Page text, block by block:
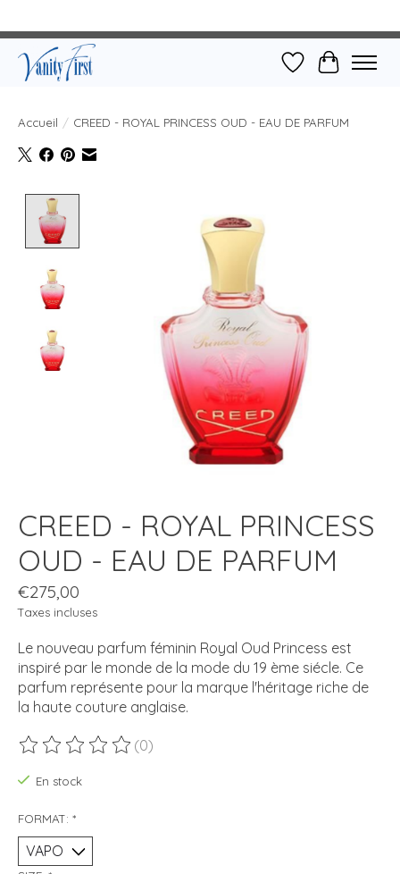
Liste dePanier
Accueil / CREED - ROYAL PRINCESS OUD - EAU DE PARFUM
CREED - ROYAL PRINCESS
OUD - EAU DE PARFUM
€275,00
Taxes incluses
Le nouveau parfum féminin Royal Oud Princess est
inspiré par le monde de la mode du 19 ème siécle. Ce
parfum représente pour la marque l'héritage riche de
la haute couture anglaise.
Ce produit est évalué à
(0)
En stock
FORMAT: *